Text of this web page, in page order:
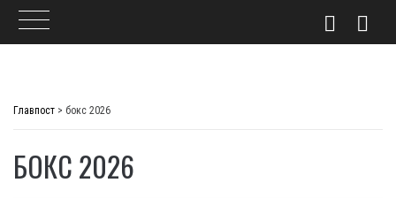
Главпост > бокс 2026
БОКС 2026